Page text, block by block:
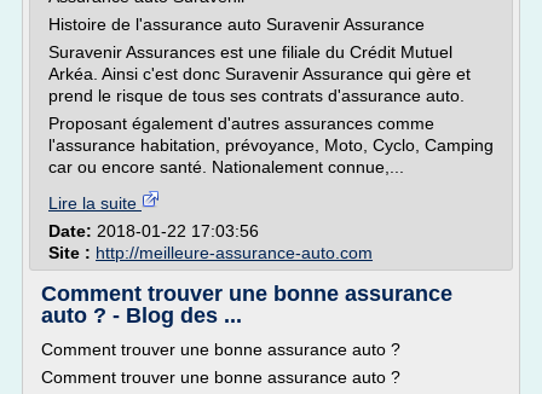
Histoire de l'assurance auto Suravenir Assurance
Suravenir Assurances est une filiale du Crédit Mutuel
Arkéa. Ainsi c'est donc Suravenir Assurance qui gère et
prend le risque de tous ses contrats d'assurance auto.
Proposant également d'autres assurances comme
l'assurance habitation, prévoyance, Moto, Cyclo, Camping
car ou encore santé. Nationalement connue,...
Lire la suite
Date: 2018-01-22 17:03:56
Site : http://meilleure-assurance-auto.com
Comment trouver une bonne assurance
auto ? - Blog des ...
Comment trouver une bonne assurance auto ?
Comment trouver une bonne assurance auto ?